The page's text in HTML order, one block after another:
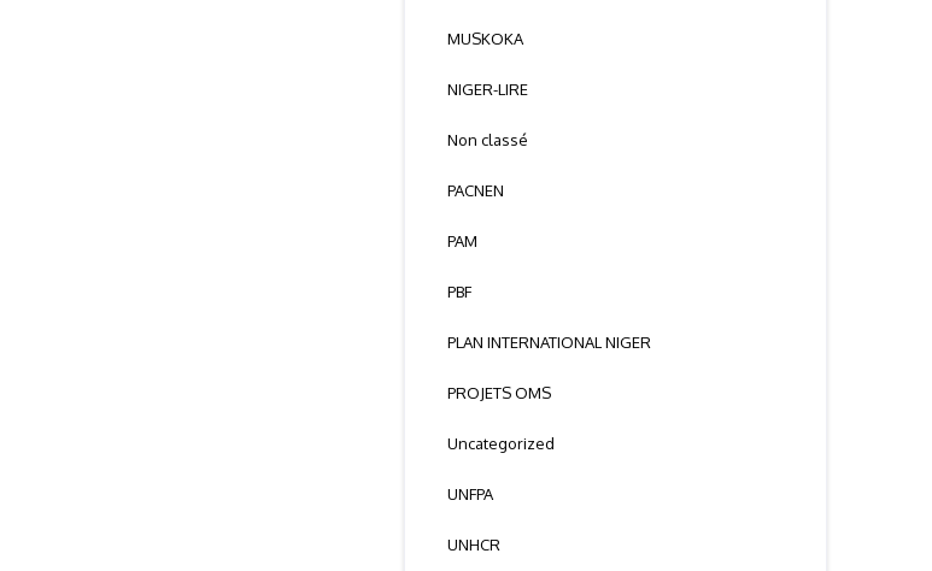
MUSKOKA
NIGER-LIRE
Non classé
PACNEN
PAM
PBF
PLAN INTERNATIONAL NIGER
PROJETS OMS
Uncategorized
UNFPA
UNHCR